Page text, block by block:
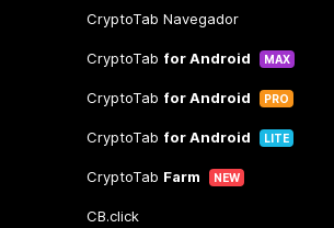
CryptoTab Navegador
CryptoTab for Android MAX
CryptoTab for Android PRO
CryptoTab for Android LITE
CryptoTab Farm NEW
CB.click